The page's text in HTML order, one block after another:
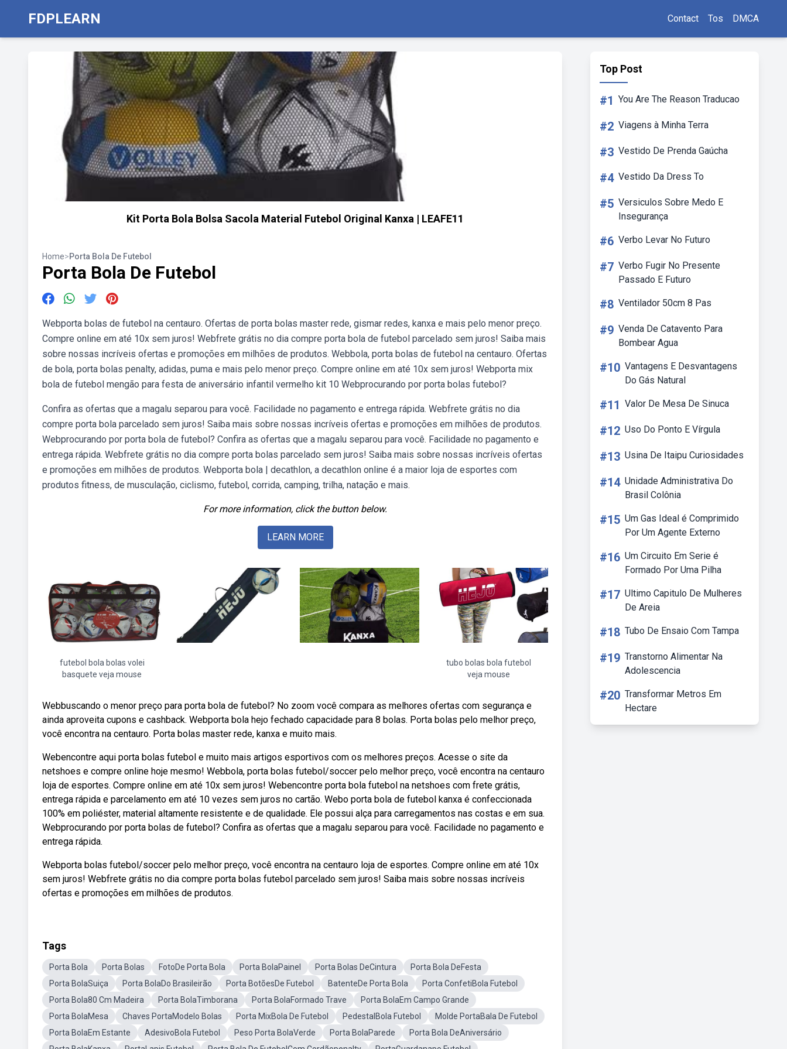
FDPLEARN Contact Tos DMCA
Kit Porta Bola Bolsa Sacola Material Futebol Original Kanxa | LEAFE11
Home>Porta Bola De Futebol
Porta Bola De Futebol
Webporta bolas de futebol na centauro. Ofertas de porta bolas master rede, gismar redes, kanxa e mais pelo menor preço.
Compre online em até 10x sem juros! Webfrete grátis no dia compre porta bola de futebol parcelado sem juros! Saiba mais
sobre nossas incríveis ofertas e promoções em milhões de produtos. Webbola, porta bolas de futebol na centauro. Ofertas
de bola, porta bolas penalty, adidas, puma e mais pelo menor preço. Compre online em até 10x sem juros! Webporta mix
bola de futebol mengão para festa de aniversário infantil vermelho kit 10 Webprocurando por porta bolas futebol?
Confira as ofertas que a magalu separou para você. Facilidade no pagamento e entrega rápida. Webfrete grátis no dia
compre porta bola parcelado sem juros! Saiba mais sobre nossas incríveis ofertas e promoções em milhões de produtos.
Webprocurando por porta bola de futebol? Confira as ofertas que a magalu separou para você. Facilidade no pagamento e
entrega rápida. Webfrete grátis no dia compre porta bolas parcelado sem juros! Saiba mais sobre nossas incríveis ofertas
e promoções em milhões de produtos. Webporta bola | decathlon, a decathlon online é a maior loja de esportes com
produtos fitness, de musculação, ciclismo, futebol, corrida, camping, trilha, natação e mais.
For more information, click the button below.
LEARN MORE
futebol bola bolas volei
basquete veja mouse
tubo bolas bola futebol
veja mouse
Webbuscando o menor preço para porta bola de futebol? No zoom você compara as melhores ofertas com segurança e
ainda aproveita cupons e cashback. Webporta bola hejo fechado capacidade para 8 bolas. Porta bolas pelo melhor preço,
você encontra na centauro. Porta bolas master rede, kanxa e muito mais.
Webencontre aqui porta bolas futebol e muito mais artigos esportivos com os melhores preços. Acesse o site da
netshoes e compre online hoje mesmo! Webbola, porta bolas futebol/soccer pelo melhor preço, você encontra na centauro
loja de esportes. Compre online em até 10x sem juros! Webencontre porta bola futebol na netshoes com frete grátis,
entrega rápida e parcelamento em até 10 vezes sem juros no cartão. Webo porta bola de futebol kanxa é confeccionada
100% em poliéster, material altamente resistente e de qualidade. Ele possui alça para carregamentos nas costas e em sua.
Webprocurando por porta bolas de futebol? Confira as ofertas que a magalu separou para você. Facilidade no pagamento e
entrega rápida.
Webporta bolas futebol/soccer pelo melhor preço, você encontra na centauro loja de esportes. Compre online em até 10x
sem juros! Webfrete grátis no dia compre porta bolas futebol parcelado sem juros! Saiba mais sobre nossas incríveis
ofertas e promoções em milhões de produtos.
Tags
Porta Bola Porta Bolas FotoDe Porta Bola Porta BolaPainel Porta Bolas DeCintura
Porta Bola DeFesta
Porta BolaSuiça
Porta BolaDo Brasileirão Porta BotõesDe Futebol BatenteDe Porta Bola
Porta ConfetiBola Futebol
Porta Bola80 Cm Madeira
Porta BolaTimborana Porta BolaFormado Trave
Porta BolaEm Campo Grande
Porta BolaMesa
Chaves PortaModelo Bolas Porta MixBola De Futebol PedestalBola Futebol
Molde PortaBala De Futebol
Porta BolaEm Estante
AdesivoBola Futebol Peso Porta BolaVerde Porta BolaParede
Porta Bola DeAniversário
Top Post
#1 You Are The Reason Traducao
#2 Viagens à Minha Terra
#3 Vestido De Prenda Gaúcha
#4 Vestido Da Dress To
#5 Versiculos Sobre Medo E
Insegurança
#6 Verbo Levar No Futuro
#7 Verbo Fugir No Presente
Passado E Futuro
#8 Ventilador 50cm 8 Pas
#9 Venda De Catavento Para
Bombear Agua
#10 Vantagens E Desvantagens
Do Gás Natural
#11 Valor De Mesa De Sinuca
#12 Uso Do Ponto E Vírgula
#13 Usina De Itaipu Curiosidades
#14 Unidade Administrativa Do
Brasil Colônia
#15 Um Gas Ideal é Comprimido
Por Um Agente Externo
#16 Um Circuito Em Serie é
Formado Por Uma Pilha
#17 Ultimo Capitulo De Mulheres
De Areia
#18 Tubo De Ensaio Com Tampa
#19 Transtorno Alimentar Na
Adolescencia
#20 Transformar Metros Em
Hectare